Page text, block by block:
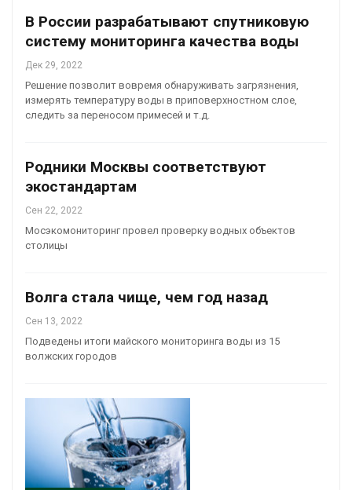
В России разрабатывают спутниковую
систему мониторинга качества воды
Дек 29, 2022
Решение позволит вовремя обнаруживать загрязнения,
измерять температуру воды в приповерхностном слое,
следить за переносом примесей и т.д.
Родники Москвы соответствуют
экостандартам
Сен 22, 2022
Мосэкомониторинг провел проверку водных объектов
столицы
Волга стала чище, чем год назад
Сен 13, 2022
Подведены итоги майского мониторинга воды из 15
волжских городов